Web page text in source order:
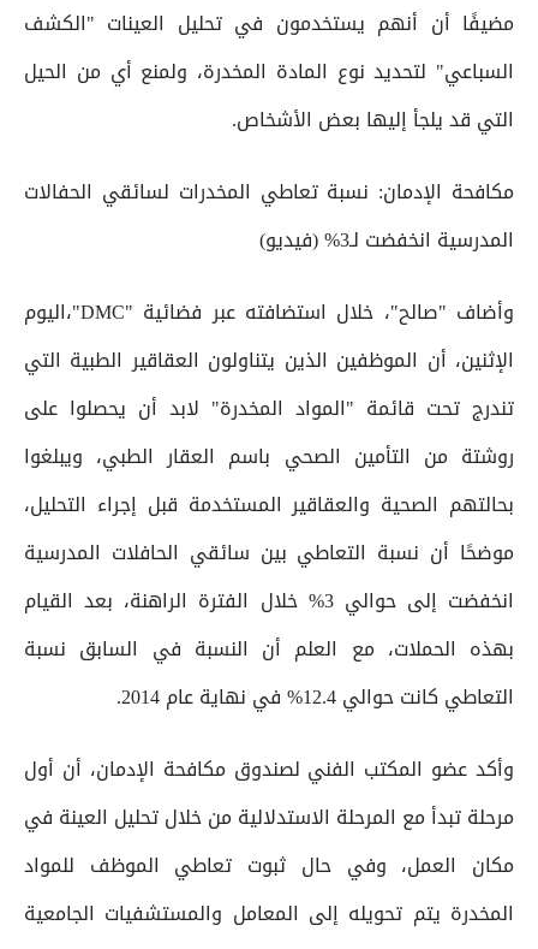
مضيفًا أن أنهم يستخدمون في تحليل العينات "الكشف
السباعي" لتحديد نوع المادة المخدرة، ولمنع أي من الحيل
التي قد يلجأ إليها بعض الأشخاص.
مكافحة الإدمان: نسبة تعاطي المخدرات لسائقي الحفالات
المدرسية انخفضت لـ3% (فيديو)
وأضاف "صالح"، خلال استضافته عبر فضائية "DMC"،اليوم
الإثنين، أن الموظفين الذين يتناولون العقاقير الطبية التي
تندرج تحت قائمة "المواد المخدرة" لابد أن يحصلوا على
روشتة من التأمين الصحي باسم العقار الطبي، ويبلغوا
بحالتهم الصحية والعقاقير المستخدمة قبل إجراء التحليل،
موضحًا أن نسبة التعاطي بين سائقي الحافلات المدرسية
انخفضت إلى حوالي 3% خلال الفترة الراهنة، بعد القيام
بهذه الحملات، مع العلم أن النسبة في السابق نسبة
التعاطي كانت حوالي 12.4% في نهاية عام 2014.
وأكد عضو المكتب الفني لصندوق مكافحة الإدمان، أن أول
مرحلة تبدأ مع المرحلة الاستدلالية من خلال تحليل العينة في
مكان العمل، وفي حال ثبوت تعاطي الموظف للمواد
المخدرة يتم تحويله إلى المعامل والمستشفيات الجامعية